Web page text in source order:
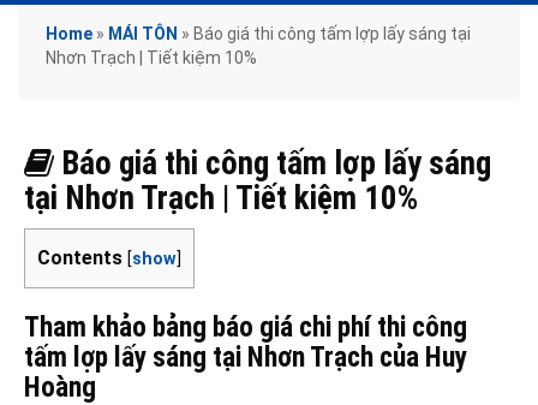
Home » MÁI TÔN » Báo giá thi công tấm lợp lấy sáng tại
Nhơn Trạch | Tiết kiệm 10%
Báo giá thi công tấm lợp lấy sáng
tại Nhơn Trạch | Tiết kiệm 10%
Contents [show]
Tham khảo bảng báo giá chi phí thi công
tấm lợp lấy sáng tại Nhơn Trạch của Huy
Hoàng